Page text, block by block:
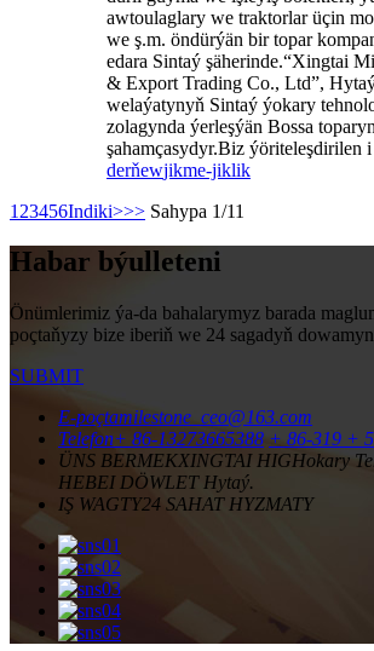
awtoulaglary we traktorlar üçin
we ş.m. öndürýän bir topar
edara Sintaý şäherinde.“Xingtai
& Export Trading Co., Ltd”,
welaýatynyň Sintaý ýokary
zolagynda ýerleşýän Bossa
şahamçasydyr.Biz ýöriteleşdirilen i
derňewjikme-jiklik
1 23456Indiki>>> Sahypa 1/11
Habar býulleteni
Önümlerimiz ýa-da bahalarymyz barada
poçtaňyzy bize iberiň we 24 sagadyň
SUBMIT
E-poçtamilestone_ceo@163.com
Telefon+ 86-13273665388 + 86-319 +
ÜNS BERMEKXINGTAI HIGHokary
HEBEI DÖWLET Hytaý.
IŞ WAGTY24 SAHAT HYZMATY